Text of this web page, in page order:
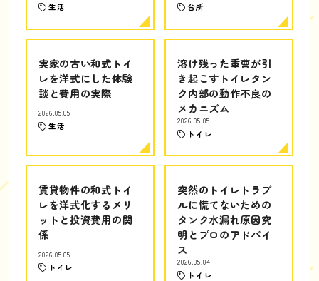
生活 台所
実家の古い和式トイ
レを洋式にした体験
談と費用の実際
2026.05.05
生活
溶け残った重曹が引
き起こすトイレタン
ク内部の動作不良の
メカニズム
2026.05.05
トイレ
賃貸物件の和式トイ
レを洋式化するメリ
ットと投資費用の関
係
2026.05.05
トイレ
突然のトイレトラブ
ルに慌てないための
タンク水漏れ原因究
明とプロのアドバイ
ス
2026.05.04
トイレ